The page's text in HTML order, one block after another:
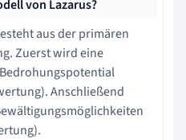
von Lazarus?
aus der primären
Zuerst wird eine
Anschließend